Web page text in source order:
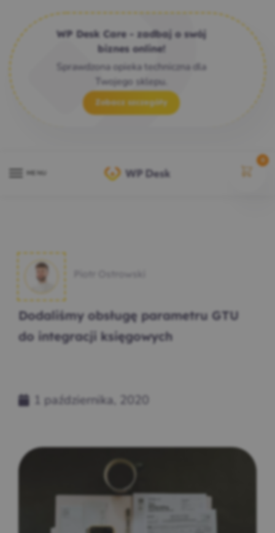
WP Desk Care - zadbaj o swój
biznes online!
Sprawdzona opieka techniczna dla
Twojego sklepu.
Zobacz szczegóły
Dodaliśmy obsługę parametru GTU
do integracji księgowych
1 października, 2020